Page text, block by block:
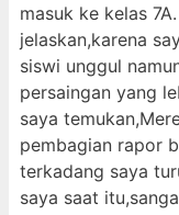
masuk ke kelas
jelaskan,karena
siswi unggul
persaingan yang
saya
pembagian rapor
terkadang saya
saya saat